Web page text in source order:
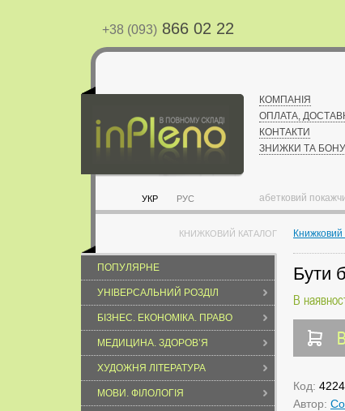
+38 (093) 866 02 22
УКР РУС
КОМПАНІЯ
ОПЛАТА,
КОНТАКТИ
ЗНИЖКИ ТА
абетковий
КНИЖКОВИЙ КАТАЛОГ
ПОПУЛЯРНЕ
УНІВЕРСАЛЬНИЙ РОЗДІЛ
БІЗНЕС. ЕКОНОМІКА. ПРАВО
МЕДИЦИНА. ЗДОРОВ’Я
ХУДОЖНЯ ЛІТЕРАТУРА
МОВИ. ФІЛОЛОГІЯ
Книжковий
Бути
В
Код:
Автор: